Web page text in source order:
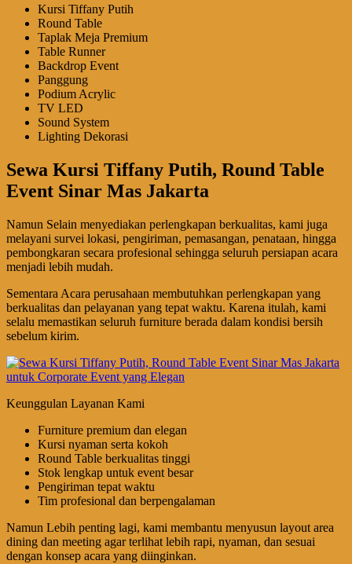
Kursi Tiffany Putih
Round Table
Taplak Meja Premium
Table Runner
Backdrop Event
Panggung
Podium Acrylic
TV LED
Sound System
Lighting Dekorasi
Sewa Kursi Tiffany Putih, Round Table
Event Sinar Mas Jakarta
Namun Selain menyediakan perlengkapan berkualitas, kami juga
melayani survei lokasi, pengiriman, pemasangan, penataan, hingga
pembongkaran secara profesional sehingga seluruh persiapan acara
menjadi lebih mudah.
Sementara Acara perusahaan membutuhkan perlengkapan yang
berkualitas dan pelayanan yang tepat waktu. Karena itulah, kami
selalu memastikan seluruh furniture berada dalam kondisi bersih
sebelum kirim.
Keunggulan Layanan Kami
Furniture premium dan elegan
Kursi nyaman serta kokoh
Round Table berkualitas tinggi
Stok lengkap untuk event besar
Pengiriman tepat waktu
Tim profesional dan berpengalaman
Namun Lebih penting lagi, kami membantu menyusun layout area
dining dan meeting agar terlihat lebih rapi, nyaman, dan sesuai
dengan konsep acara yang diinginkan.